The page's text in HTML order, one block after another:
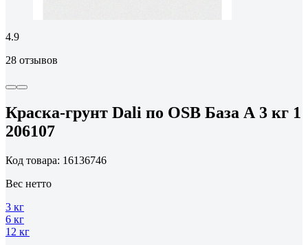
4.9
28 отзывов
Краска-грунт Dali по OSB База А 3 кг 1
206107
Код товара: 16136746
Вес нетто
3 кг
6 кг
12 кг